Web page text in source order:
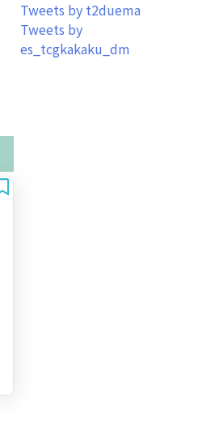
Tweets by t2duema
Tweets by
es_tcgkakaku_dm